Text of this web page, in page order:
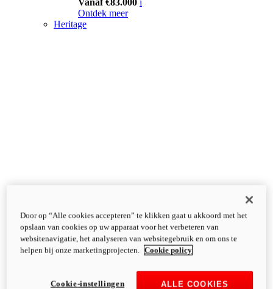
Ontdek meer
Heritage
Door op “Alle cookies accepteren” te klikken gaat u akkoord met het
opslaan van cookies op uw apparaat voor het verbeteren van
websitenavigatie, het analyseren van websitegebruik en om ons te
helpen bij onze marketingprojecten.
Cookie policy
ALLE COOKIES
Cookie-instellingen